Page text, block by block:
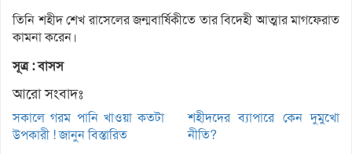
তিনি শহীদ শেখ রাসেলের জন্মবার্ষিকীতে তার বিদেহী আত্মার মাগফেরাত
কামনা করেন।
সূত্র : বাসস
আরো সংবাদঃ
সকালে গরম পানি খাওয়া কতটা
উপকারী ! জানুন বিস্তারিত
শহীদদের ব্যাপারে কেন দুমুখো
নীতি?